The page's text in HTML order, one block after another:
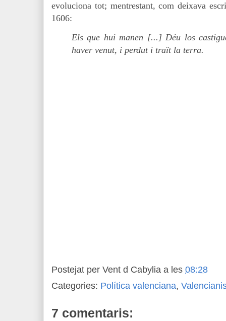
evoluciona tot; mentrestant, com deixava
1606:
Els que hui manen [...] Déu los
haver venut, i perdut i traït la terra.
Postejat per Vent d Cabylia a les 08:28
Categories: Política valenciana,
7 comentaris: